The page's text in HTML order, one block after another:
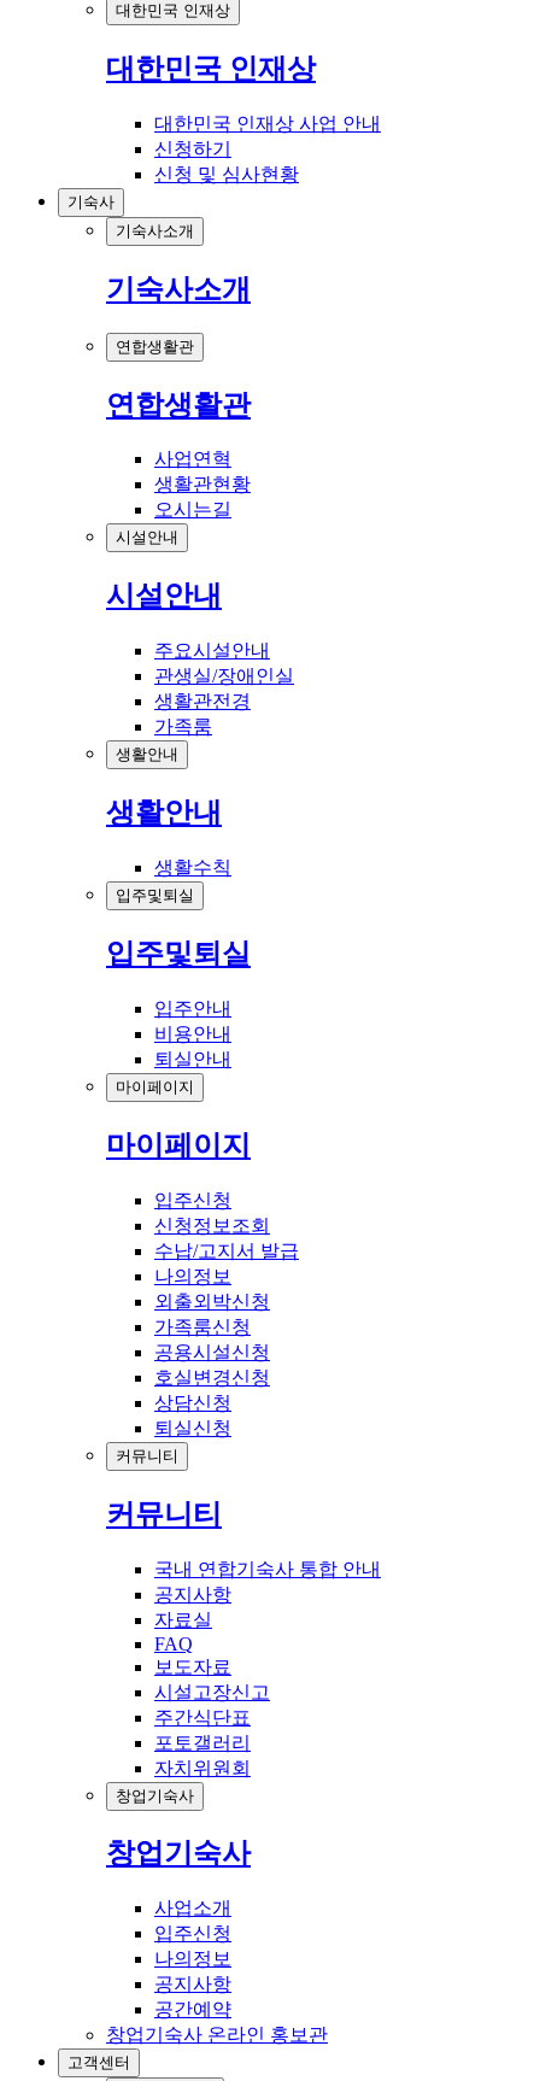
대한민국 인재상
대한민국 인재상
대한민국 인재상 사업 안내
신청하기
신청 및 심사현황
기숙사
기숙사소개
기숙사소개
연합생활관
연합생활관
사업연혁
생활관현황
오시는길
시설안내
시설안내
주요시설안내
관생실/장애인실
생활관전경
가족룸
생활안내
생활안내
생활수칙
입주및퇴실
입주및퇴실
입주안내
비용안내
퇴실안내
마이페이지
마이페이지
입주신청
신청정보조회
수납/고지서 발급
나의정보
외출외박신청
가족룸신청
공용시설신청
호실변경신청
상담신청
퇴실신청
커뮤니티
커뮤니티
국내 연합기숙사 통합 안내
공지사항
자료실
FAQ
보도자료
시설고장신고
주간식단표
포토갤러리
자치위원회
창업기숙사
창업기숙사
사업소개
입주신청
나의정보
공지사항
공간예약
창업기숙사 온라인 홍보관
고객센터